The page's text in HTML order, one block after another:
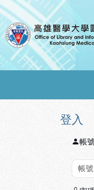
跳到主要內容
:::
高雄醫學
:::
登入
帳